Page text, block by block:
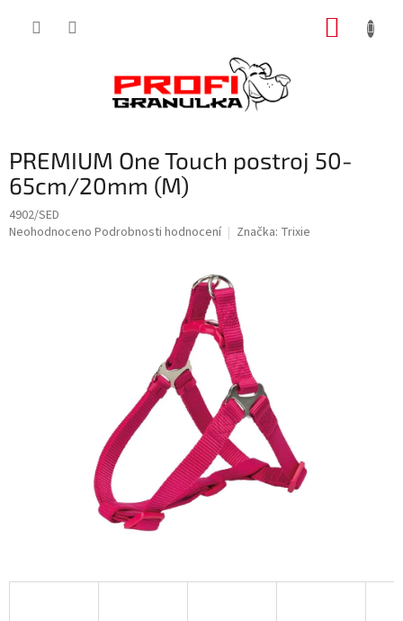
PREMIUM One Touch postroj 50-
65cm/20mm (M)
4902/SED
Průměrné
Neohodnoceno Podrobnosti hodnocení Značka: Trixie